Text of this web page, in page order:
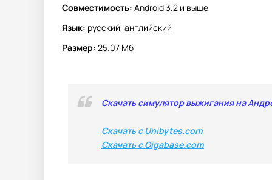
Совместимость: Android 3.2 и выше
Язык: русский, английский
Размер: 25.07 Мб
Скачать симулятор выжигания на
Скачать с Unibytes.com
Скачать с Gigabase.com